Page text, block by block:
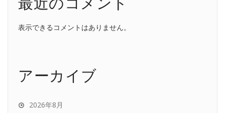
表示できるコメントはありません。
アーカイブ
2026年8月